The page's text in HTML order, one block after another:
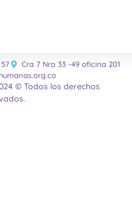
Cra 7 Nro 33 -49 oficina 201
© Todos los derechos